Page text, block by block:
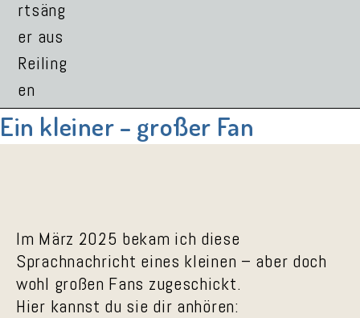
Ein kleiner – großer Fan
Im März 2025 bekam ich diese
Sprachnachricht eines kleinen – aber doch
wohl großen Fans zugeschickt.
Hier kannst du sie dir anhören: